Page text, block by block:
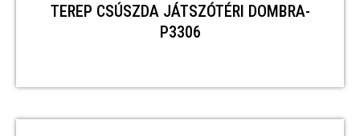
TEREP CSÚSZDA JÁTSZÓTÉRI DOMBRA-
P3306